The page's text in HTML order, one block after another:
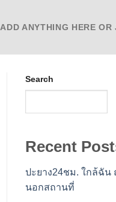
ADD ANYTHING HERE OR
Search
Recent
ปะยาง24ชม. ใกล้ฉั
นอกสถานที่